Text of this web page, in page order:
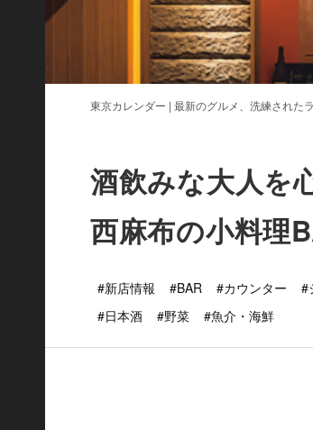
東京カレンダー | 最新のグルメ、洗練された
酒飲みな大人を
西麻布の小料理
#新店情報 #BAR #カウンター #
#日本酒
#野菜 #魚介・海鮮